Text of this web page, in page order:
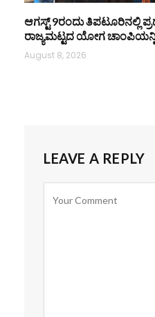
ಆಗಸ್ಟ್ 9ರಂದು ತಿಪಟೂರಿನಲ್ಲಿ
ರಾಜ್ಯಮಟ್ಟದ ಯೋಗ
August 8, 2026
LEAVE A REPLY